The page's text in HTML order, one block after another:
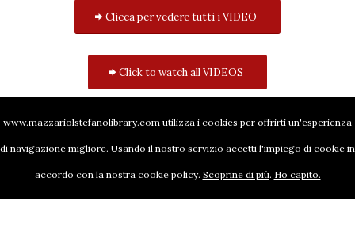
Clicca per vedere tutti i VIDEO
Click to watch all VIDEOS
www.mazzariolstefanolibrary.com utilizza i cookies per offrirti un'esperienza
di navigazione migliore. Usando il nostro servizio accetti l'impiego di cookie in
accordo con la nostra cookie policy. Scoprine di più. Ho capito.